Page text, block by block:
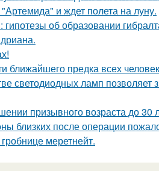
и ждет полета на луну.
об образовании
ближайшего предка всех
светодиодных ламп позволяет
призывного возраста до 30
близких после операции
меретнейт.